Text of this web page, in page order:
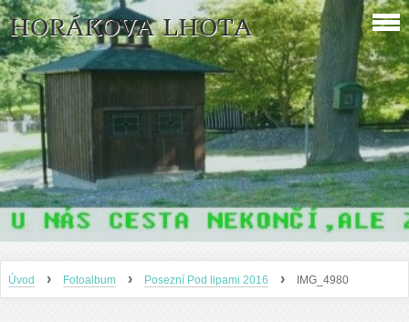
HORÁKOVA LHOTA
Úvod › Fotoalbum › Posezní Pod lipami 2016 › IMG_4980